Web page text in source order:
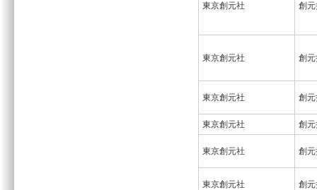
東京創元社 創
東京創元社 創
東京創元社 創
東京創元社 創
東京創元社 創
東京創元社 創